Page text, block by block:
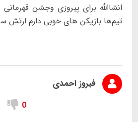
انشاالله برای پیروزی وجشن
تیم‌ها بازیکن های خوبی دارم ارتش
فیروز احمدی
0